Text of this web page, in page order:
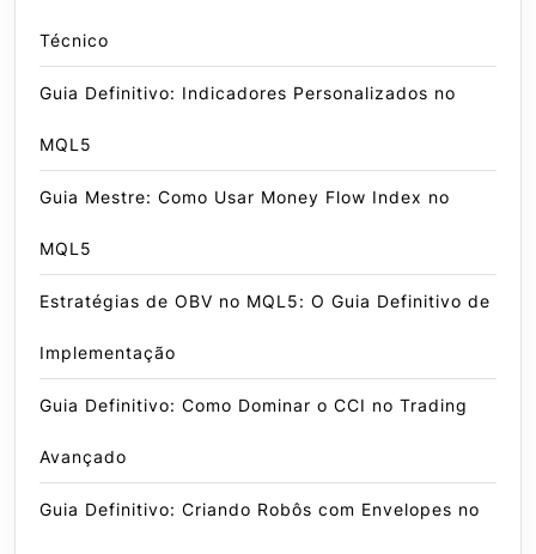
Técnico
Guia Definitivo: Indicadores Personalizados no
MQL5
Guia Mestre: Como Usar Money Flow Index no
MQL5
Estratégias de OBV no MQL5: O Guia Definitivo de
Implementação
Guia Definitivo: Como Dominar o CCI no Trading
Avançado
Guia Definitivo: Criando Robôs com Envelopes no